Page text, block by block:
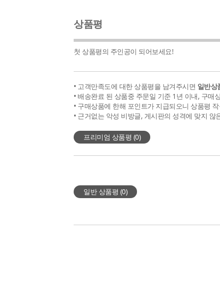
상품평
첫 상품평의 주인공이 되어보세요!
• 고객만족도에 대한 상품평을 남겨주시면 일반상
• 배송완료 된 상품중 주문일 기준 1년 이내, 구매
• 구매상품에 한해 포인트가 지급되오니 상품평
• 근거없는 악성 비방글, 게시판의 성격에 맞지
프리미엄 상품평 (0)
일반 상품평 (0)